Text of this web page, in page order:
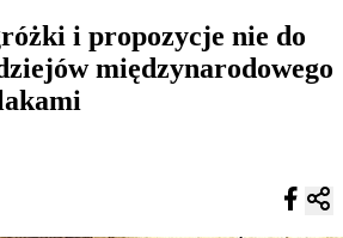
i propozycje nie do
międzynarodowego